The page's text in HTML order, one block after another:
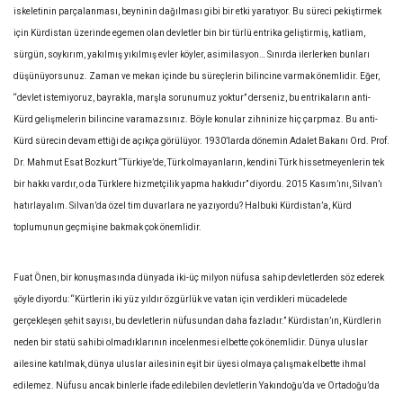
iskeletinin parçalanması, beyninin dağılması gibi bir etki yaratıyor. Bu süreci pekiştirmek
için Kürdistan üzerinde egemen olan devletler bin bir türlü entrika geliştirmiş, katliam,
sürgün, soykırım, yakılmış yıkılmış evler köyler, asimilasyon… Sınırda ilerlerken bunları
düşünüyorsunuz. Zaman ve mekan içinde bu süreçlerin bilincine varmak önemlidir. Eğer,
“devlet istemiyoruz, bayrakla, marşla sorunumuz yoktur” derseniz, bu entrikaların anti-
Kürd gelişmelerin bilincine varamazsınız. Böyle konular zihninize hiç çarpmaz. Bu anti-
Kürd sürecin devam ettiği de açıkça görülüyor. 1930’larda dönemin Adalet Bakanı Ord. Prof.
Dr. Mahmut Esat Bozkurt “Türkiye’de, Türk olmayanların, kendini Türk hissetmeyenlerin tek
bir hakkı vardır, o da Türklere hizmetçilik yapma hakkıdır” diyordu. 2015 Kasım’ını, Silvan’ı
hatırlayalım. Silvan’da özel tim duvarlara ne yazıyordu? Halbuki Kürdistan’a, Kürd
toplumunun geçmişine bakmak çok önemlidir.
Fuat Önen, bir konuşmasında dünyada iki-üç milyon nüfusa sahip devletlerden söz ederek
şöyle diyordu: “Kürtlerin iki yüz yıldır özgürlük ve vatan için verdikleri mücadelede
gerçekleşen şehit sayısı, bu devletlerin nüfusundan daha fazladır.” Kürdistan’ın, Kürdlerin
neden bir statü sahibi olmadıklarının incelenmesi elbette çok önemlidir. Dünya uluslar
ailesine katılmak, dünya uluslar ailesinin eşit bir üyesi olmaya çalışmak elbette ihmal
edilemez. Nüfusu ancak binlerle ifade edilebilen devletlerin Yakındoğu’da ve Ortadoğu’da